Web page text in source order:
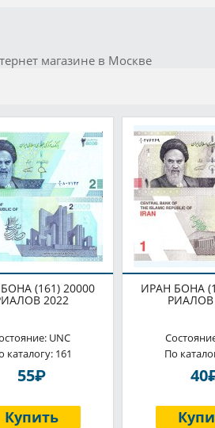
магазине в Москве
(161) 20000
2022
UNC
каталогу: 161
55P
Купить
ИРАН БОНА
РИАЛОВ
По
40